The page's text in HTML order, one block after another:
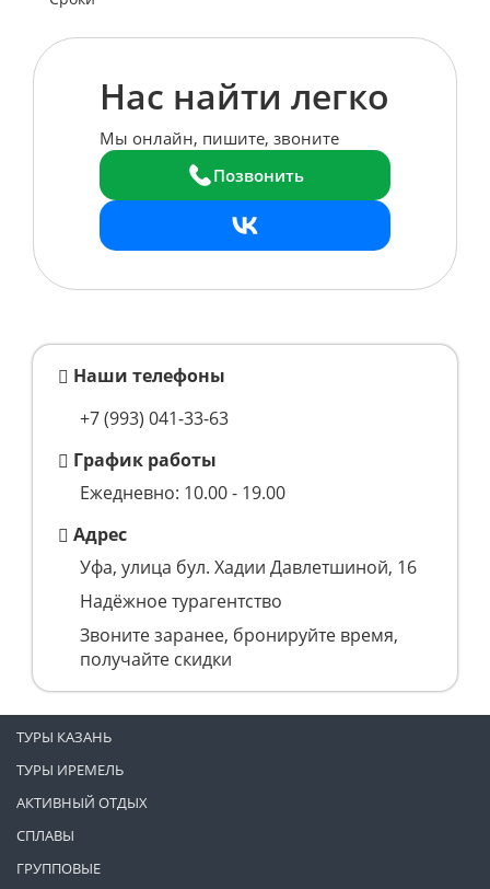
Нас найти легко
Мы онлайн, пишите, звоните
Позвонить
Наши телефоны
+7 (993) 041-33-63
График работы
Ежедневно: 10.00 - 19.00
Адрес
Уфа, улица бул. Хадии Давлетшиной, 16
Надёжное турагентство
Звоните заранее, бронируйте время,
получайте скидки
ТУРЫ КАЗАНЬ
ТУРЫ ИРЕМЕЛЬ
АКТИВНЫЙ ОТДЫХ
СПЛАВЫ
ГРУППОВЫЕ